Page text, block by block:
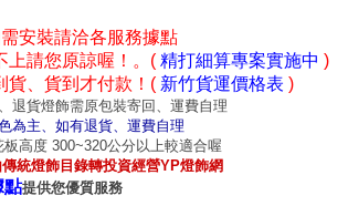
安裝請洽各服務據點
上請您原諒喔！。( 精打細算專案實施中 )
貨、貨到才付款！( 新竹貨運價格表 )
退貨燈飾需原包裝寄回、運費自理
為主、如有退貨、運費自理
高度 300~320公分以上較適合喔
統燈飾目錄轉投資經營YP燈飾網
點提供您優質服務